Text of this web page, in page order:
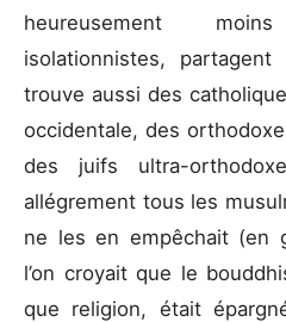
heureusement
isolationnistes,
trouve aussi des
occidentale, des
des juifs ultra-
allégrement tous les
ne les en empêchait (en
l’on croyait que le
que religion, était